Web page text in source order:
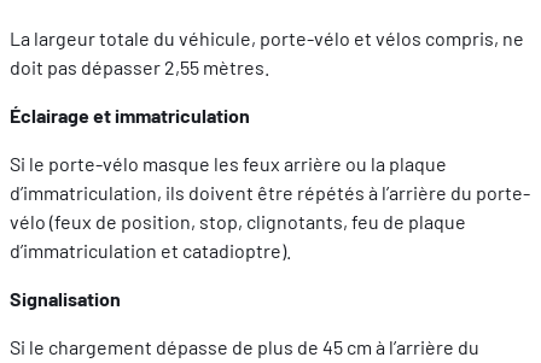
La largeur totale du véhicule, porte-vélo et vélos compris, ne
doit pas dépasser 2,55 mètres.
Éclairage et immatriculation
Si le porte-vélo masque les feux arrière ou la plaque
d’immatriculation, ils doivent être répétés à l’arrière du porte-
vélo (feux de position, stop, clignotants, feu de plaque
d’immatriculation et catadioptre).
Signalisation
Si le chargement dépasse de plus de 45 cm à l’arrière du